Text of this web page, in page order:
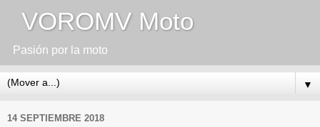
VOROMV Moto
Pasión por la moto
▼
14 SEPTIEMBRE 2018